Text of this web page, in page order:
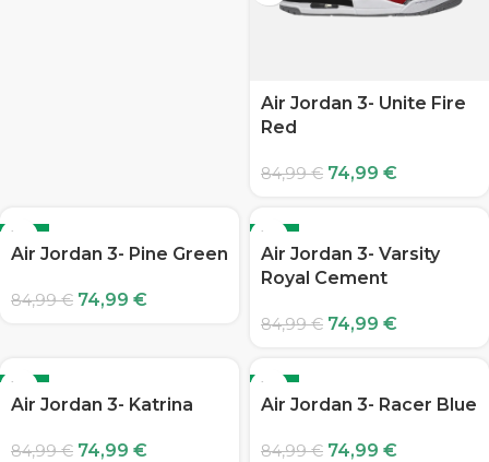
Air Jordan 3- Unite Fire
Red
84,99€ 74,99 €
-12%
Air Jordan 3- Pine Green
84,99€ 74,99 €
-12%
Air Jordan 3- Varsity
Royal Cement
84,99€ 74,99 €
-12%
Air Jordan 3- Katrina
84,99€ 74,99 €
-12%
Air Jordan 3- Racer Blue
84,99€ 74,99 €